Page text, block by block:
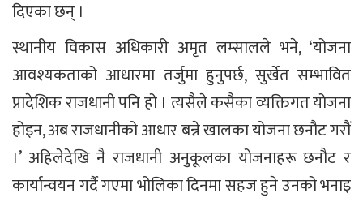
दिएका छन् ।
स्थानीय विकास अधिकारी अमृत लम्सालले भने, ‘योजना
आवश्यकताको आधारमा तर्जुमा हुनुपर्छ, सुर्खेत सम्भावित
प्रादेशिक राजधानी पनि हो । त्यसैले कसैका व्यक्तिगत योजना
होइन, अब राजधानीको आधार बन्ने खालका योजना छनौट गरौं
।’ अहिलेदेखि नै राजधानी अनुकूलका योजनाहरू छनौट र
कार्यान्वयन गर्दै गएमा भोलिका दिनमा सहज हुने उनको भनाइ